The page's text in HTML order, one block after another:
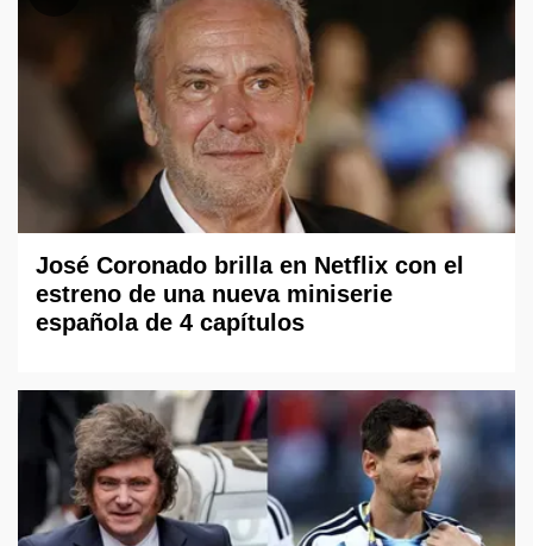
José Coronado brilla en Netflix con el
estreno de una nueva miniserie
española de 4 capítulos